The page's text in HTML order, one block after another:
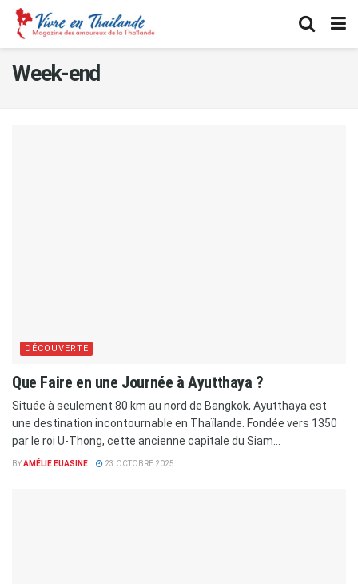
Week-end
DÉCOUVERTE
Que Faire en une Journée à Ayutthaya ?
Située à seulement 80 km au nord de Bangkok, Ayutthaya est
une destination incontournable en Thaïlande. Fondée vers 1350
par le roi U-Thong, cette ancienne capitale du Siam...
BYAMÉLIE EUASINE 23 OCTOBRE 2025